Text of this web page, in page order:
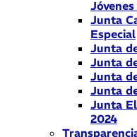
Junta
Especial
Junta
Junta
Junta
Junta
Junta
2024